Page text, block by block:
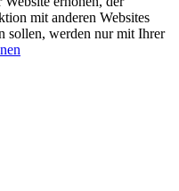
mit anderen Websites
sollen, werden nur mit Ihrer